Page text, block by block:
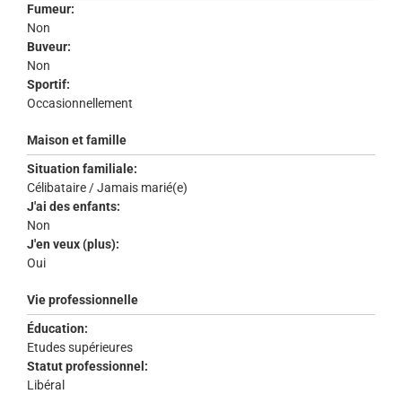
Fumeur:
Non
Buveur:
Non
Sportif:
Occasionnellement
Maison et famille
Situation familiale:
Célibataire / Jamais marié(e)
J'ai des enfants:
Non
J'en veux (plus):
Oui
Vie professionnelle
Éducation:
Etudes supérieures
Statut professionnel:
Libéral